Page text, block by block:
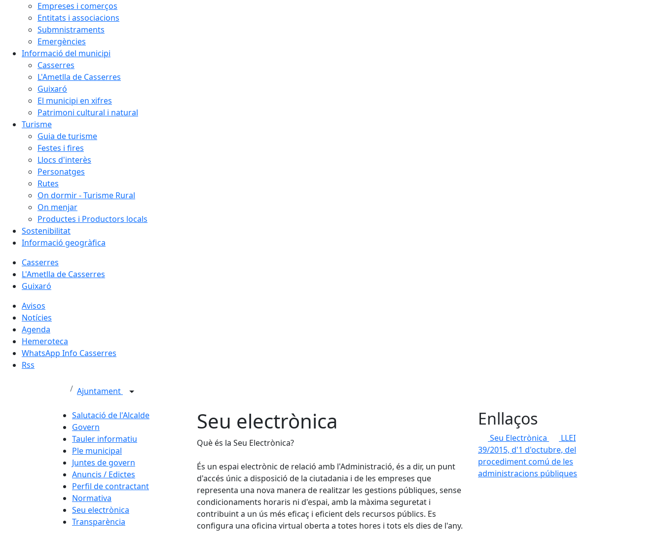
Empreses i comerços
Entitats i associacions
Submnistraments
Emergències
Informació del municipi
Casserres
L'Ametlla de Casserres
Guixaró
El municipi en xifres
Patrimoni cultural i natural
Turisme
Guia de turisme
Festes i fires
Llocs d'interès
Personatges
Rutes
On dormir - Turisme Rural
On menjar
Productes i Productors locals
Sostenibilitat
Informació geogràfica
Casserres
L'Ametlla de Casserres
Guixaró
Avisos
Notícies
Agenda
Hemeroteca
WhatsApp Info Casserres
Rss
Ajuntament
Salutació de l'Alcalde
Govern
Tauler informatiu
Ple municipal
Juntes de govern
Anuncis / Edictes
Perfil de contractant
Normativa
Seu electrònica
Transparència
Seu electrònica
Què és la Seu Electrònica?
És un espai electrònic de relació amb l'Administració, és a dir, un punt
d'accés únic a disposició de la ciutadania i de les empreses que
representa una nova manera de realitzar les gestions públiques, sense
condicionaments horaris ni d'espai, amb la màxima seguretat i
contribuint a un ús més eficaç i eficient dels recursos públics. Es
configura una oficina virtual oberta a totes hores i tots els dies de l'any.
Enllaços
Seu Electrònica
LLEI
39/2015, d'1 d'octubre, del
procediment comú de les
administracions públiques